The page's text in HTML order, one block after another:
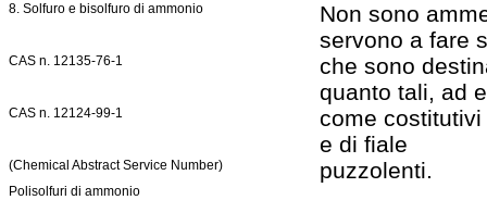
8. Solfuro e bisolfuro di ammonio
Non sono
servono a fare
CAS n. 12135-76-1
che sono
quanto tali, ad
CAS n. 12124-99-1
come
e di fiale
(Chemical Abstract Service Number) puzzolenti.
Polisolfuri di ammonio